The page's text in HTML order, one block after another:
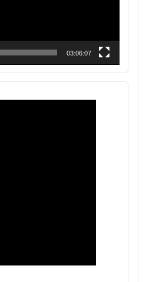
03:06:07